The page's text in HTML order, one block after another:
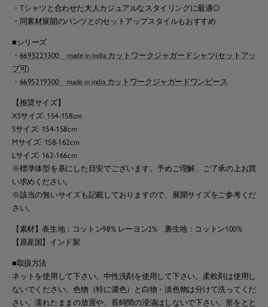
・Tシャツと合わせた大人カジュアルなスタイリングに最適◎
・同素材展開のパンツとのセットアップスタイルもおすすめ
■シリーズ
・ 6695221300 made in india カットワークジャガードシャツ(セットアッ
プ可)
・ 6695219300 made in india カットワークジャガードワンピース
【推奨サイズ】
XSサイズ: 154-158cm
Sサイズ: 154-158cm
Mサイズ: 158-162cm
Lサイズ: 162-166cm
※標準体型を基にした目安でございます。予めご理解、ご了承の上お買
い求めください。
※該当の無いサイズも記載しておりますので、展開サイズをご参考くだ
さい。
【素材】表生地：コットン98% レーヨン2% 裏生地：コットン100%
【原産国】インド製
■取扱方法
ネットを使用して下さい。中性洗剤を使用して下さい。柔軟剤は使用し
ないでください。色物（特に濃色）と白物・淡色物は分けて洗ってくだ
さい。濡れたままの放置や、長時間の浸漬はしないで下さい。形をとと